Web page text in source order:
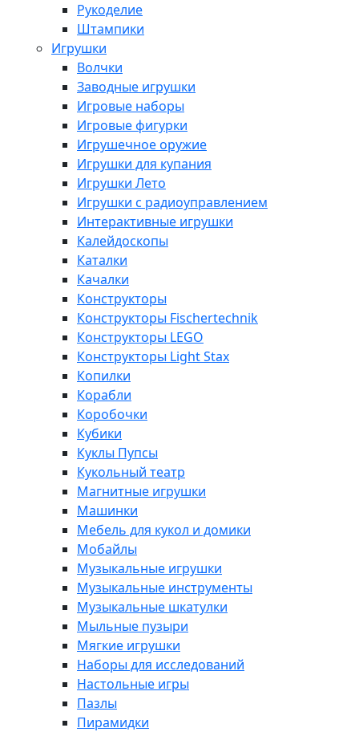
Рукоделие
Штампики
Игрушки
Волчки
Заводные игрушки
Игровые наборы
Игровые фигурки
Игрушечное оружие
Игрушки для купания
Игрушки Лето
Игрушки с радиоуправлением
Интерактивные игрушки
Калейдоскопы
Каталки
Качалки
Конструкторы
Конструкторы Fisсhertechnik
Конструкторы LEGO
Конструкторы Light Stax
Копилки
Корабли
Коробочки
Кубики
Куклы Пупсы
Кукольный театр
Магнитные игрушки
Машинки
Мебель для кукол и домики
Мобайлы
Музыкальные игрушки
Музыкальные инструменты
Музыкальные шкатулки
Мыльные пузыри
Мягкие игрушки
Наборы для исследований
Настольные игры
Пазлы
Пирамидки